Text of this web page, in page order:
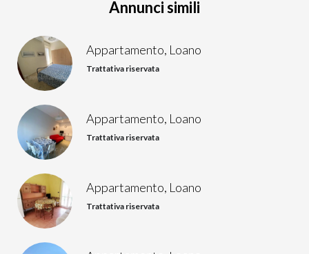
Annunci simili
Appartamento, Loano
Trattativa riservata
Appartamento, Loano
Trattativa riservata
Appartamento, Loano
Trattativa riservata